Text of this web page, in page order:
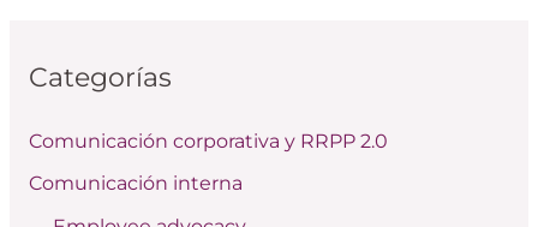
a
p
o
Categorías
Comunicación corporativa y RRPP 2.0
Comunicación interna